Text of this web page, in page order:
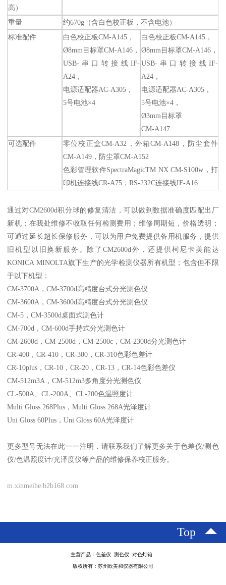
高）
重量
约670g（含白色校正板，不含电池）
标准配件
白色校正板CM-A145，
Ø8mm目标罩CM-A146，
USB-串口转接线IF-
A24，
电源适配器AC-A305，
5号电池×4
白色校正板CM-A145，
Ø8mm目标罩CM-A146，
USB-串口转接线IF-
A24，
电源适配器AC-A305，
5号电池×4，
Ø3mm目标罩
CM-A147
可选配件
零位校正盒CM-A32，外箱CM-A148，防尘套件
CM-A149，防尘罩CM-A152
色彩管理软件SpectraMagicTM NX CM-S100w，打
印机连接线CR-A75，RS-232C连接线IF-A16
通过对CM2600d积分球的修复清洁，可以做到数据准确度匹配出厂
新机；在我处维修不收取任何检测费用；维修周期短，价格透明；
可通过延长超长保修服务，可以为用户免费提供备用机服务，提供
旧机型以旧换新服务。除了CM2600d外，还提供柯尼卡美能达
KONICA MINOLTA旗下生产的光学检测仪器所有机型；包含但不限
于以下机型：
CM-3700A，CM-3700d高精度台式分光测色仪
CM-3600A，CM-3600d高精度台式分光测色仪
CM-5，CM-3500d桌面式测色计
CM-700d，CM-600d手持式分光测色计
CM-2600d，CM-2500d，CM-2500c，CM-2300d分光测色计
CR-400，CR-410，CR-300，CR-310色彩色差计
CR-10plus，CR-10，CR-20，CR-13，CR-14色彩色差仪
CM-512m3A，CM-512m3多角度分光测色仪
CL-500A、CL-200A、CL-200色温照度计
Multi Gloss 268Plus，Multi Gloss 268A光泽度计
Uni Gloss 60Plus，Uni Gloss 60A光泽度计
更多型号无法在此一一注明，请联系我们了解更多关于色差仪/测色
仪/色温照度计/光泽度仪等产品的维修保养校正服务。
m.xinmeihe.b2b168.com
Top
主营产品：色差仪 测色仪 对色灯箱
版权所有：苏州欣美和仪器有限公司